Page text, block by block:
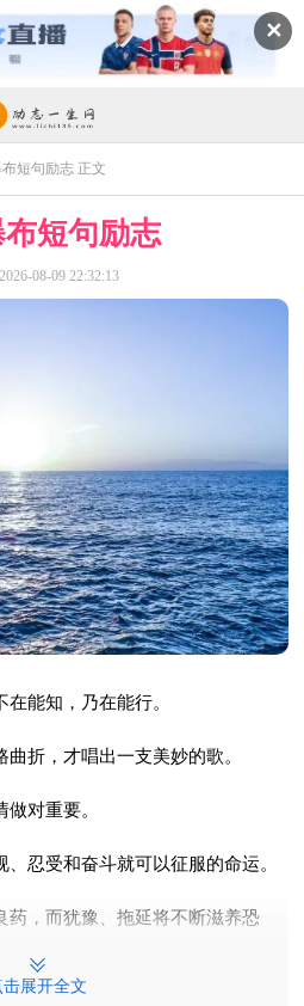
✕
短句励志 正文
短句励志
08-09 22:32:13
能知，乃在能行。
折，才唱出一支美妙的歌。
对重要。
忍受和奋斗就可以征服的命运。
，而犹豫、拖延将不断滋养恐
击展开全文